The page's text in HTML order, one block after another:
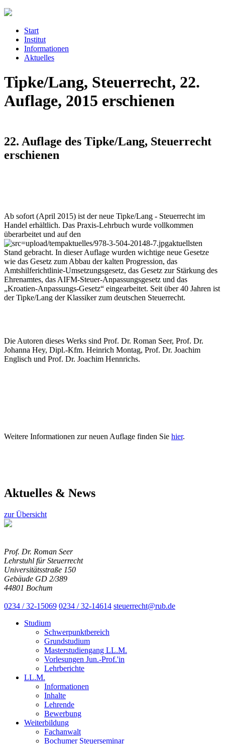
Start
Institut
Informationen
Aktuelles
Tipke/Lang, Steuerrecht, 22.
Auflage, 2015 erschienen
22. Auflage des Tipke/Lang, Steuerrecht
erschienen
Ab sofort (April 2015) ist der neue Tipke/Lang - Steuerrecht im
Handel erhältlich. Das Praxis-Lehrbuch wurde vollkommen
überarbeitet und auf den
aktuellsten
Stand gebracht. In dieser Auflage wurden wichtige neue Gesetze
wie das Gesetz zum Abbau der kalten Progression, das
Amtshilferichtlinie-Umsetzungsgesetz, das Gesetz zur Stärkung des
Ehrenamtes, das AIFM-Steuer-Anpassungsgesetz und das
„Kroatien-Anpassungs-Gesetz“ eingearbeitet. Seit über 40 Jahren ist
der Tipke/Lang der Klassiker zum deutschen Steuerrecht.
Die Autoren dieses Werks sind Prof. Dr. Roman Seer, Prof. Dr.
Johanna Hey, Dipl.-Kfm. Heinrich Montag, Prof. Dr. Joachim
Englisch und Prof. Dr. Joachim Hennrichs.
Weitere Informationen zur neuen Auflage finden Sie hier.
Aktuelles & News
zur Übersicht
Prof. Dr. Roman Seer
Lehrstuhl für Steuerrecht
Universitätsstraße 150
Gebäude GD 2/389
44801 Bochum
0234 / 32-15069 0234 / 32-14614 steuerrecht@rub.de
Studium
Schwerpunktbereich
Grundstudium
Masterstudiengang LL.M.
Vorlesungen Jun.-Prof.'in
Lehrberichte
LL.M.
Informationen
Inhalte
Lehrende
Bewerbung
Weiterbildung
Fachanwalt
Bochumer Steuerseminar